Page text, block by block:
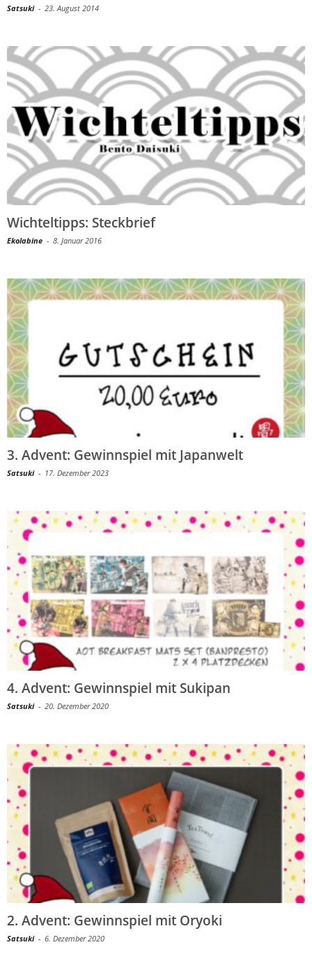
Satsuki - 23. August 2014
Wichteltipps: Steckbrief
Ekolabine - 8. Januar 2016
3. Advent: Gewinnspiel mit Japanwelt
Satsuki - 17. Dezember 2023
4. Advent: Gewinnspiel mit Sukipan
Satsuki - 20. Dezember 2020
2. Advent: Gewinnspiel mit Oryoki
Satsuki - 6. Dezember 2020